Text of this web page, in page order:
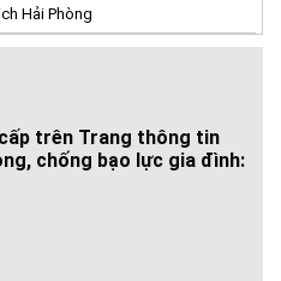
Hải Phòng
trên Trang thông tin
chống bạo lực gia đình: